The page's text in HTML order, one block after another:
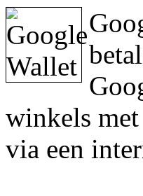
winkels
via een